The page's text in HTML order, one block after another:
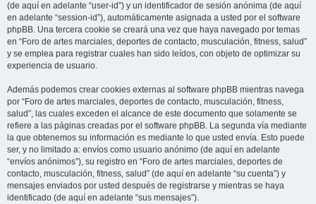
(de aquí en adelante “user-id”) y un identificador de sesión anónima (de aquí
en adelante “session-id”), automáticamente asignada a usted por el software
phpBB. Una tercera cookie se creará una vez que haya navegado por temas
en “Foro de artes marciales, deportes de contacto, musculación, fitness, salud”
y se emplea para registrar cuales han sido leídos, con objeto de optimizar su
experiencia de usuario.
Además podemos crear cookies externas al software phpBB mientras navega
por “Foro de artes marciales, deportes de contacto, musculación, fitness,
salud”, las cuales exceden el alcance de este documento que solamente se
refiere a las páginas creadas por el software phpBB. La segunda vía mediante
la que obtenemos su información es mediante lo que usted envía. Esto puede
ser, y no limitado a: envíos como usuario anónimo (de aquí en adelante
“envíos anónimos”), su registro en “Foro de artes marciales, deportes de
contacto, musculación, fitness, salud” (de aquí en adelante “su cuenta”) y
mensajes enviados por usted después de registrarse y mientras se haya
identificado (de aquí en adelante “sus mensajes”).